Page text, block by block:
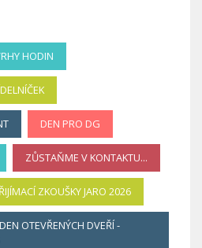
HODIN
DEN PRO DG
ZŮSTAŇME V KONTAKTU...
ZKOUŠKY JARO 2026
OTEVŘENÝCH DVEŘÍ -